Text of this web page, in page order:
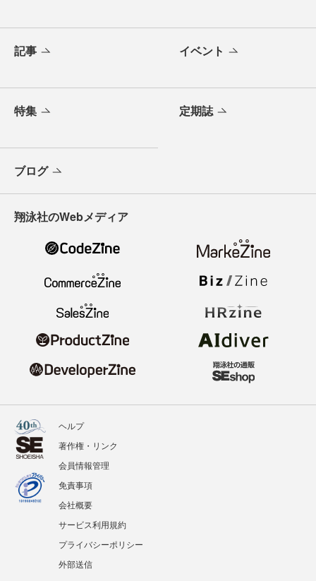
記事 イベント
特集 定期誌
ブログ
翔泳社のWebメディア
ヘルプ
著作権・リンク
会員情報管理
免責事項
会社概要
サービス利用規約
プライバシーポリシー
外部送信